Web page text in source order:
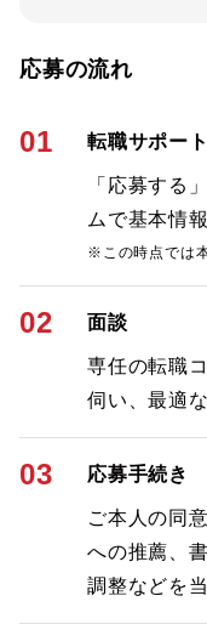
応募の流れ
01 転職サポー
「応募する
ムで基本情
※この時点では
02 面談
専任の転職
伺い、最適
03 応募手続き
ご本人の同
への推薦、
調整などを